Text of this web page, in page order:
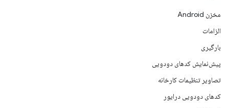
مخزن Android
الزامات
بارگیری
پیش‌نمایش کدهای دودویی
تصاویر تنظیمات کارخانه
کدهای دودویی درایور